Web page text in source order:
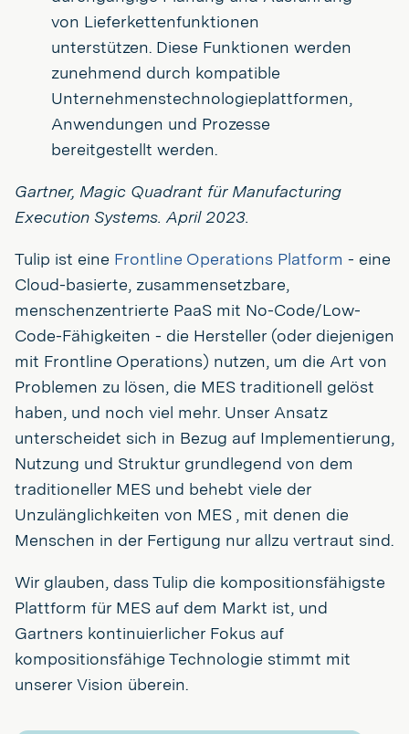
von Lieferkettenfunktionen
unterstützen. Diese Funktionen werden
zunehmend durch kompatible
Unternehmenstechnologieplattformen,
Anwendungen und Prozesse
bereitgestellt werden.
Gartner, Magic Quadrant für Manufacturing
Execution Systems. April 2023.
Tulip ist eine Frontline Operations Platform - eine
Cloud-basierte, zusammensetzbare,
menschenzentrierte PaaS mit No-Code/Low-
Code-Fähigkeiten - die Hersteller (oder diejenigen
mit Frontline Operations) nutzen, um die Art von
Problemen zu lösen, die MES traditionell gelöst
haben, und noch viel mehr. Unser Ansatz
unterscheidet sich in Bezug auf Implementierung,
Nutzung und Struktur grundlegend von dem
traditioneller MES und behebt viele der
Unzulänglichkeiten von MES , mit denen die
Menschen in der Fertigung nur allzu vertraut sind.
Wir glauben, dass Tulip die kompositionsfähigste
Plattform für MES auf dem Markt ist, und
Gartners kontinuierlicher Fokus auf
kompositionsfähige Technologie stimmt mit
unserer Vision überein.